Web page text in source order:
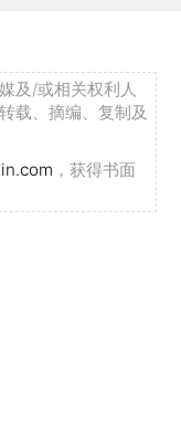
及/或相关权利人
载、摘编、复制及
，获得书面